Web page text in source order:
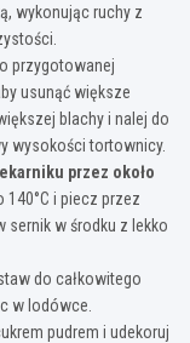
wykonując ruchy z
przygotowanej
usunąć większe
blachy i nalej do
wysokości tortownicy.
przez około
140°C i piecz przez
sernik w środku z lekko
do całkowitego
w lodówce.
pudrem i udekoruj